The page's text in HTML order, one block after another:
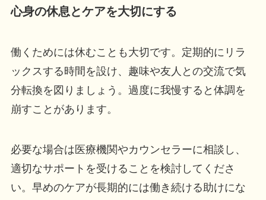
心身の休息とケアを大切にする
働くためには休むことも大切です。定期的にリラ
ックスする時間を設け、趣味や友人との交流で気
分転換を図りましょう。過度に我慢すると体調を
崩すことがあります。
必要な場合は医療機関やカウンセラーに相談し、
適切なサポートを受けることを検討してくださ
い。早めのケアが長期的には働き続ける助けにな